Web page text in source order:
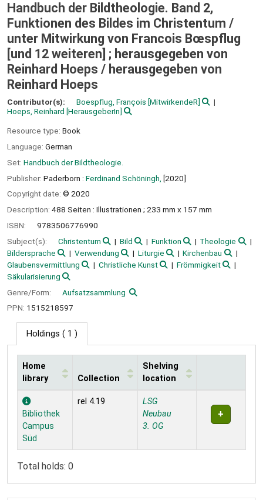
Handbuch der Bildtheologie. Band 2,
Funktionen des Bildes im Christentum /
unter Mitwirkung von Francois Bœspflug
[und 12 weiteren] ; herausgegeben von
Reinhard Hoeps / herausgegeben von
Reinhard Hoeps
Contributor(s): Boespflug, François [MitwirkendeR]
Hoeps, Reinhard [HerausgeberIn]
Resource type: Book
Language: German
Set: Handbuch der Bildtheologie.
Publisher: Paderborn : Ferdinand Schöningh, [2020]
Copyright date: © 2020
Description: 488 Seiten : Illustrationen ; 233 mm x 157 mm
ISBN:
9783506776990
Subject(s):
Christentum Bild Funktion
Theologie
Bildersprache
Verwendung Liturgie
Kirchenbau
Glaubensvermittlung
Christliche Kunst
Frömmigkeit
Säkularisierung
Genre/Form:
Aufsatzsammlung
PPN: 1515218597
Holdings ( 1 )
Holdings
Home
library
Collection
Shelving
location
Bibliothek
Campus
Süd
rel 4.19
LSG
Neubau
3. OG
Total holds: 0